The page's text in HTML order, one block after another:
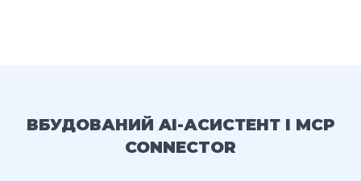
ВБУДОВАНИЙ AI-АСИСТЕНТ І MCP
CONNECTOR